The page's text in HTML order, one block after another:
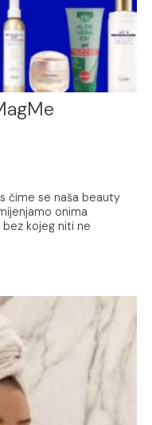
čime se naša beauty
onima
bez kojeg niti ne